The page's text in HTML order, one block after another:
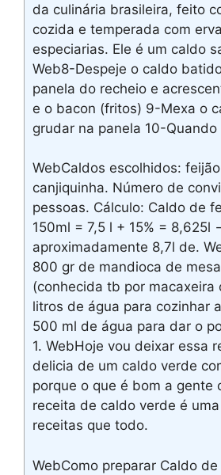
da culinária brasileira, feito
cozida e temperada com
especiarias. Ele é um caldo
Web8-Despeje o caldo
panela do recheio e
e o bacon (fritos) 9-Mexa o
grudar na panela 10-Quando
WebCaldos escolhidos:
canjiquinha. Número de
pessoas. Cálculo: Caldo de
150ml = 7,5 l + 15% = 8,625l
aproximadamente 8,7l de.
800 gr de mandioca de
(conhecida tb por macaxeira
litros de água para cozinhar
500 ml de água para dar o
1. WebHoje vou deixar essa
delicia de um caldo verde
porque o que é bom a gente
receita de caldo verde é
receitas que todo.
WebComo preparar Caldo